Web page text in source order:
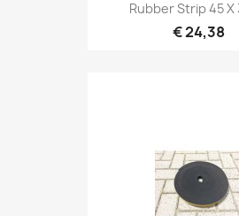
Rubber Strip 45 X
€ 24,38